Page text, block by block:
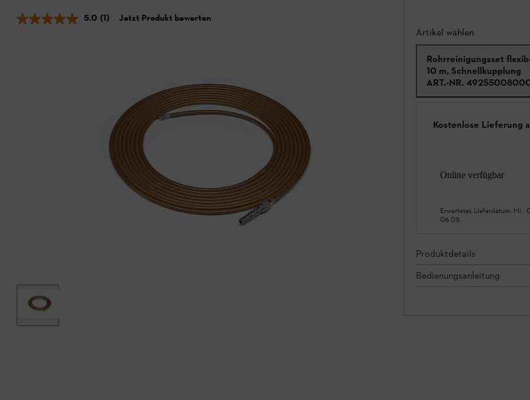
5.0 (1) Jetzt Produkt bewerten
Artikel wählen
Rohrreinigungsset
10 m, Schnellkupplung
ART.-NR.
Kostenlose Lieferung
Online verfügbar
Erwartetes Lieferdatum: Mi.,
06.08.
Produktdetails
Bedienungsanleitung